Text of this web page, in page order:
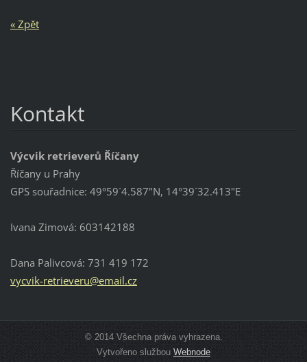
« Zpět
Kontakt
Výcvik retrieverů Říčany
Říčany u Prahy
GPS souřadnice: 49°59´4.587"N, 14°39´32.413"E
Ivana Zimová: 603142188
Dana Palivcová: 731 419 172
vycvik-retrieveru@email.cz
© 2014 Všechna práva vyhrazena.
Vytvořeno službou Webnode